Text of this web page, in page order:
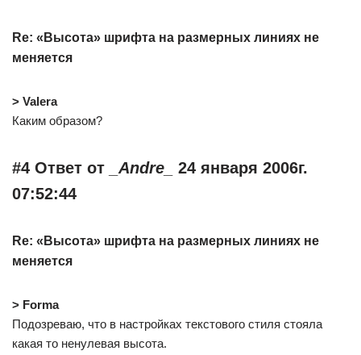
Re: «Высота» шрифта на размерных линиях не
меняется
> Valera
Каким образом?
#4 Ответ от _Andre_
24 января 2006г.
07:52:44
Re: «Высота» шрифта на размерных линиях не
меняется
> Forma
Подозреваю, что в настройках текстового стиля стояла
какая то ненулевая высота.